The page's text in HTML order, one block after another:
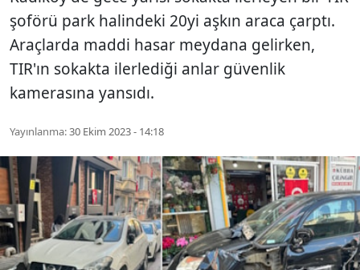
şoförü park halindeki 20yi aşkın araca çarptı.
Araçlarda maddi hasar meydana gelirken,
TIR'ın sokakta ilerlediği anlar güvenlik
kamerasına yansıdı.
Yayınlanma:30 Ekim 2023 - 14:18